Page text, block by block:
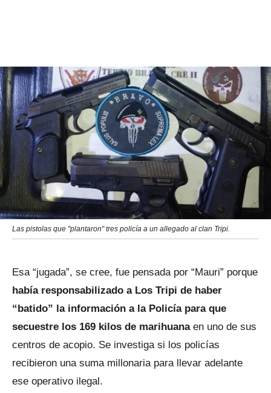
Las pistolas que "plantaron" tres policía a un allegado al clan Tripi.
Esa “jugada”, se cree, fue pensada por “Mauri” porque
había responsabilizado a Los Tripi de haber
“batido” la información a la Policía para que
secuestre los 169 kilos de marihuanaen uno de sus
centros de acopio. Se investiga si los policías
recibieron una suma millonaria para llevar adelante
ese operativo ilegal.